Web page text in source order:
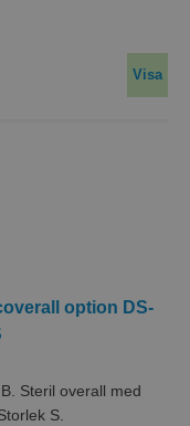
Visa
option DS-
Steril overall med
S.